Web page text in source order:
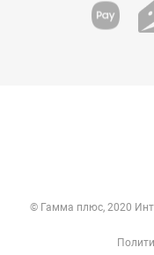
© Гамма плюс, 2020